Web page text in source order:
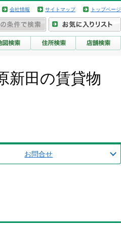
会社情報 サイトマップ トップページ
新田の賃貸物
お問合せ